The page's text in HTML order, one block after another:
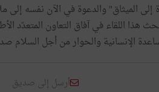
إلى الميثاق" والدعوة في الآن نفسه إلى
هذا اللقاء في آفاق التعاون
الإنسانية والحوار من أجل السلام
أرسل إلى صديق